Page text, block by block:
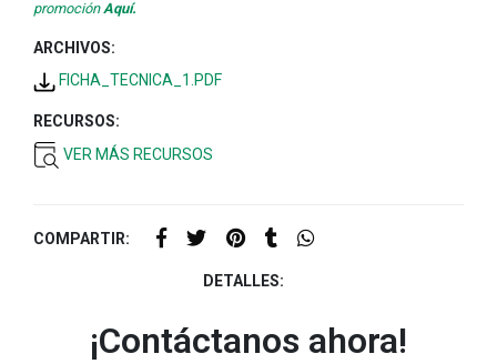
promociónAquí.
ARCHIVOS:
FICHA_TECNICA_1.PDF
RECURSOS:
VER MÁS RECURSOS
COMPARTIR:
DETALLES:
¡Contáctanos ahora!